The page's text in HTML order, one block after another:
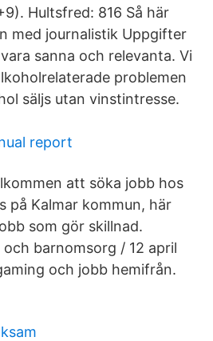
Hultsfred: 816 Så här
med journalistik Uppgifter
sanna och relevanta. Vi
problemen
säljs utan vinstintresse.
report
att söka jobb hos
på Kalmar kommun, här
som gör skillnad.
barnomsorg / 12 april
och jobb hemifrån.